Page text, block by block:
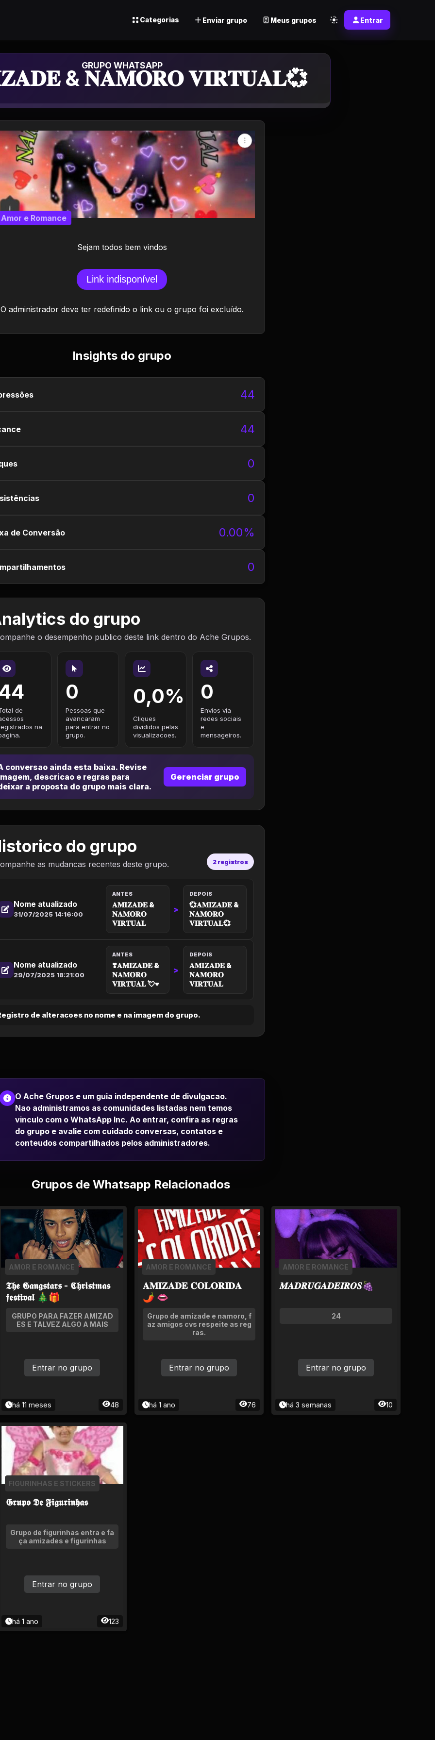
Categorias Enviar grupo Meus grupos Entrar
de Whatsapp
& 𝐍𝐀𝐌𝐎𝐑𝐎 𝐕𝐈𝐑𝐓𝐔𝐀𝐋💞
Sejam todos bem vindos
Amor e Romance
Link indisponível
O administrador deve ter redefinido o link ou o grupo foi excluído.
Insights do grupo
44
44
0
0
de Conversão 0.00%
0
do grupo
o desempenho publico deste link dentro do Ache Grupos.
de
na
0
Pessoas que
avancaram
para entrar no
grupo.
0,0%
Cliques
divididos pelas
visualizacoes.
0
Envios via
redes sociais
e
mensageiros.
conversao ainda esta baixa. Revise
descricao e regras para
a proposta do grupo mais clara.
Gerenciar grupo
do grupo
as mudancas recentes deste grupo. 2 registros
Nome atualizado
31/07/2025 14:16:00
ANTES
𝐀𝐌𝐈𝐙𝐀𝐃𝐄 &
𝐍𝐀𝐌𝐎𝐑𝐎
𝐕𝐈𝐑𝐓𝐔𝐀𝐋
>
DEPOIS
💞𝐀𝐌𝐈𝐙𝐀𝐃𝐄 &
𝐍𝐀𝐌𝐎𝐑𝐎
𝐕𝐈𝐑𝐓𝐔𝐀𝐋💞
Nome atualizado
29/07/2025 18:21:00
ANTES
❣️𝐀𝐌𝐈𝐙𝐀𝐃𝐄 &
𝐍𝐀𝐌𝐎𝐑𝐎
𝐕𝐈𝐑𝐓𝐔𝐀𝐋 💘♥️
>
DEPOIS
𝐀𝐌𝐈𝐙𝐀𝐃𝐄 &
𝐍𝐀𝐌𝐎𝐑𝐎
𝐕𝐈𝐑𝐓𝐔𝐀𝐋
de alteracoes no nome e na imagem do grupo.
O Ache Grupos e um guia independente de divulgacao.
Nao administramos as comunidades listadas nem temos
vinculo com o WhatsApp Inc. Ao entrar, confira as regras
do grupo e avalie com cuidado conversas, contatos e
conteudos compartilhados pelos administradores.
Grupos de Whatsapp Relacionados
𝕿𝖍𝖊 𝕲𝖆𝖓𝖌𝖘𝖙𝖆𝖗𝖘 - 𝕮𝖍𝖗𝖎𝖘𝖙𝖒𝖆𝖘
𝖋𝖊𝖘𝖙𝖎𝖛𝖆𝖑 🎄🎁
AMOR E ROMANCE
GRUPO PARA FAZER AMIZAD
ES E TALVEZ ALGO A MAIS
há 11 meses 48
Entrar no grupo
𝐀𝐌𝐈𝐙𝐀𝐃𝐄 𝐂𝐎𝐋𝐎𝐑𝐈𝐃𝐀
🌶 👄
AMOR E ROMANCE
Grupo de amizade e namoro, f
az amigos cvs respeite as reg
ras.
há 1 ano 76
Entrar no grupo
𝑴𝑨𝑫𝑹𝑼𝑮𝑨𝑫𝑬𝑰𝑹𝑶𝑺🍇
AMOR E ROMANCE
24
há 3 semanas 10
Entrar no grupo
𝕲𝖗𝖚𝖕𝖔 𝕯𝖊 𝕱𝖎𝖌𝖚𝖗𝖎𝖓𝖍𝖆𝖘
FIGURINHAS E STICKERS
Grupo de figurinhas entra e fa
ça amizades e figurinhas
há 1 ano 123
Entrar no grupo